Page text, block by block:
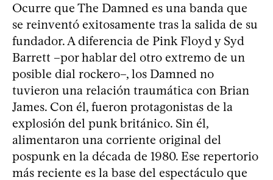
Ocurre que The Damned es una banda que
se reinventó exitosamente tras la salida de su
fundador. A diferencia de Pink Floyd y Syd
Barrett –por hablar del otro extremo de un
posible dial rockero–, los Damned no
tuvieron una relación traumática con Brian
James. Con él, fueron protagonistas de la
explosión del punk británico. Sin él,
alimentaron una corriente original del
pospunk en la década de 1980. Ese repertorio
más reciente es la base del espectáculo que